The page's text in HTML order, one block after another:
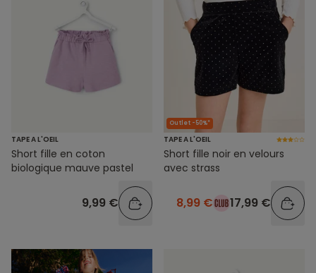
TAPE A L'OEIL
Short fille en coton
biologique mauve pastel
9,99 €
Outlet -50%*
TAPE A L'OEIL
Short fille noir en velours
avec strass
8,99 € 17,99 €